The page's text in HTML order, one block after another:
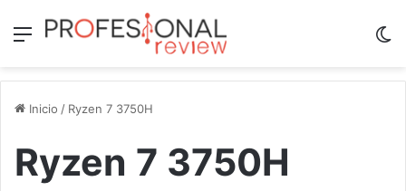
Menú
Inicio / Ryzen 7 3750H
Ryzen 7 3750H